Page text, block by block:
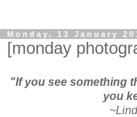
Monday, 13 January
[monday
"If you see something
you